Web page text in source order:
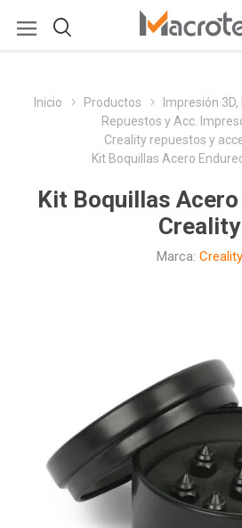
Inicio Productos
Impresión
Repuestos y Acc.
Creality repuestos y
Kit Boquillas Acero
Kit Boquillas
Creality
Marca: Creality